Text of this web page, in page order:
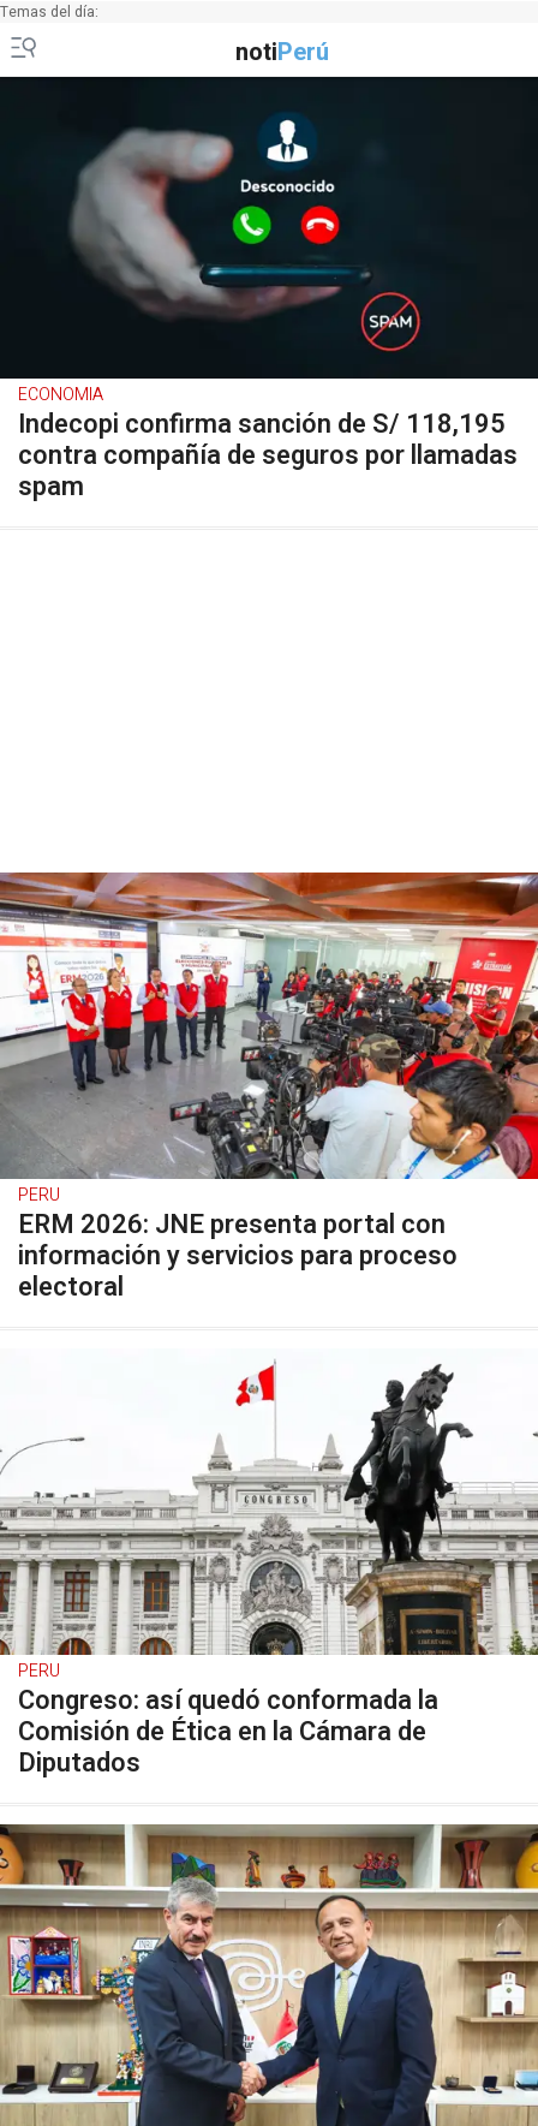
Temas del día:
notiPerú
ECONOMIA
Indecopi confirma sanción de S/ 118,195
contra compañía de seguros por llamadas
spam
PERU
ERM 2026: JNE presenta portal con
información y servicios para proceso
electoral
PERU
Congreso: así quedó conformada la
Comisión de Ética en la Cámara de
Diputados